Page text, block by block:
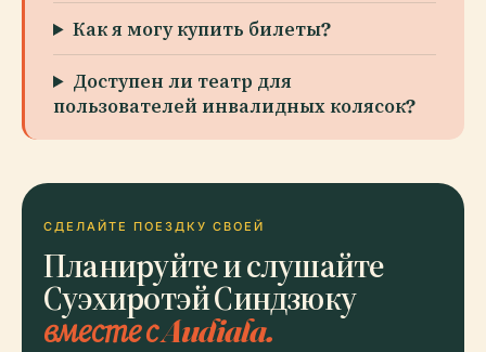
Как я могу купить билеты?
Доступен ли театр для
пользователей инвалидных колясок?
СДЕЛАЙТЕ ПОЕЗДКУ СВОЕЙ
Планируйте и слушайте
Суэхиротэй Синдзюку
вместе с Audiala.